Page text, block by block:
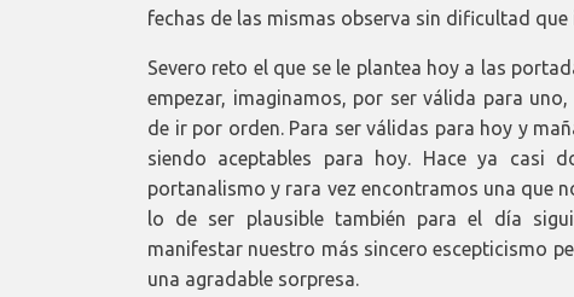
fechas de las mismas observa sin dificultad
Severo reto el que se le plantea hoy a las
empezar, imaginamos, por ser válida para
de ir por orden. Para ser válidas para hoy y
siendo aceptables para hoy. Hace ya casi
portanalismo y rara vez encontramos una que
lo de ser plausible también para el día
manifestar nuestro más sincero escepticismo
una agradable sorpresa.